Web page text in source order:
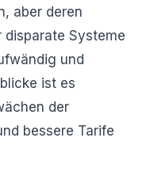
aber deren
disparate Systeme
und
ist es
der
bessere Tarife